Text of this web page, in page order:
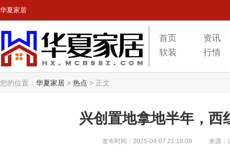
华夏家居
首页
资讯
软装
行情
您的位置： 华夏家居 > 热点 > 正文
兴创置地拿地半年，西
发布时间：2025-04-07 21:18:09 来源：